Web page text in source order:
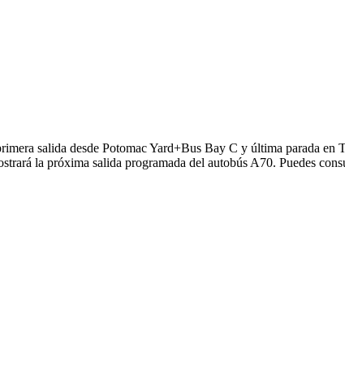
salida desde Potomac Yard+Bus Bay C y última parada en
la próxima salida programada del autobús A70. Puedes